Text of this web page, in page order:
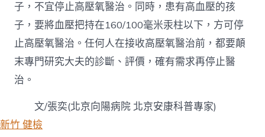
子，不宜停止高壓氧醫治。同時，患有高血壓的孩
子，要將血壓把持在160/100毫米汞柱以下，方可停
止高壓氧醫治。任何人在接收高壓氧醫治前，都要顛
末專門研究大夫的診斷、評價，確有需求再停止醫
治。
文/張奕(北京向陽病院 北京安康科普專家)
新竹 健檢